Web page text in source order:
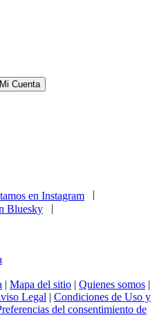
Cuenta
|
| Mapa del sitio | Quienes somos |
Legal | Condiciones de Uso y
del consentimiento de